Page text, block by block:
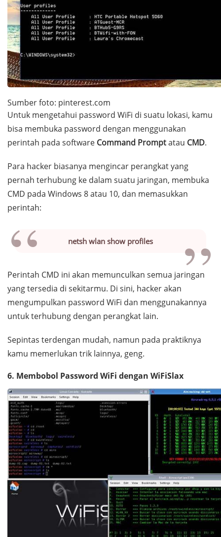
Sumber foto: pinterest.com
Untuk mengetahui password WiFi di suatu lokasi, kamu
bisa membuka password dengan menggunakan
perintah pada software Command Promptatau CMD.
Para hacker biasanya mengincar perangkat yang
pernah terhubung ke dalam suatu jaringan, membuka
CMD pada Windows 8 atau 10, dan memasukkan
perintah:
netsh wlan show profiles
Perintah CMD ini akan memunculkan semua jaringan
yang tersedia di sekitarmu. Di sini, hackerakan
mengumpulkan password WiFi dan menggunakannya
untuk terhubung dengan perangkat lain.
Sepintas terdengan mudah, namun pada praktiknya
kamu memerlukan trik lainnya, geng.
6. Membobol Password WiFi dengan WiFiSlax